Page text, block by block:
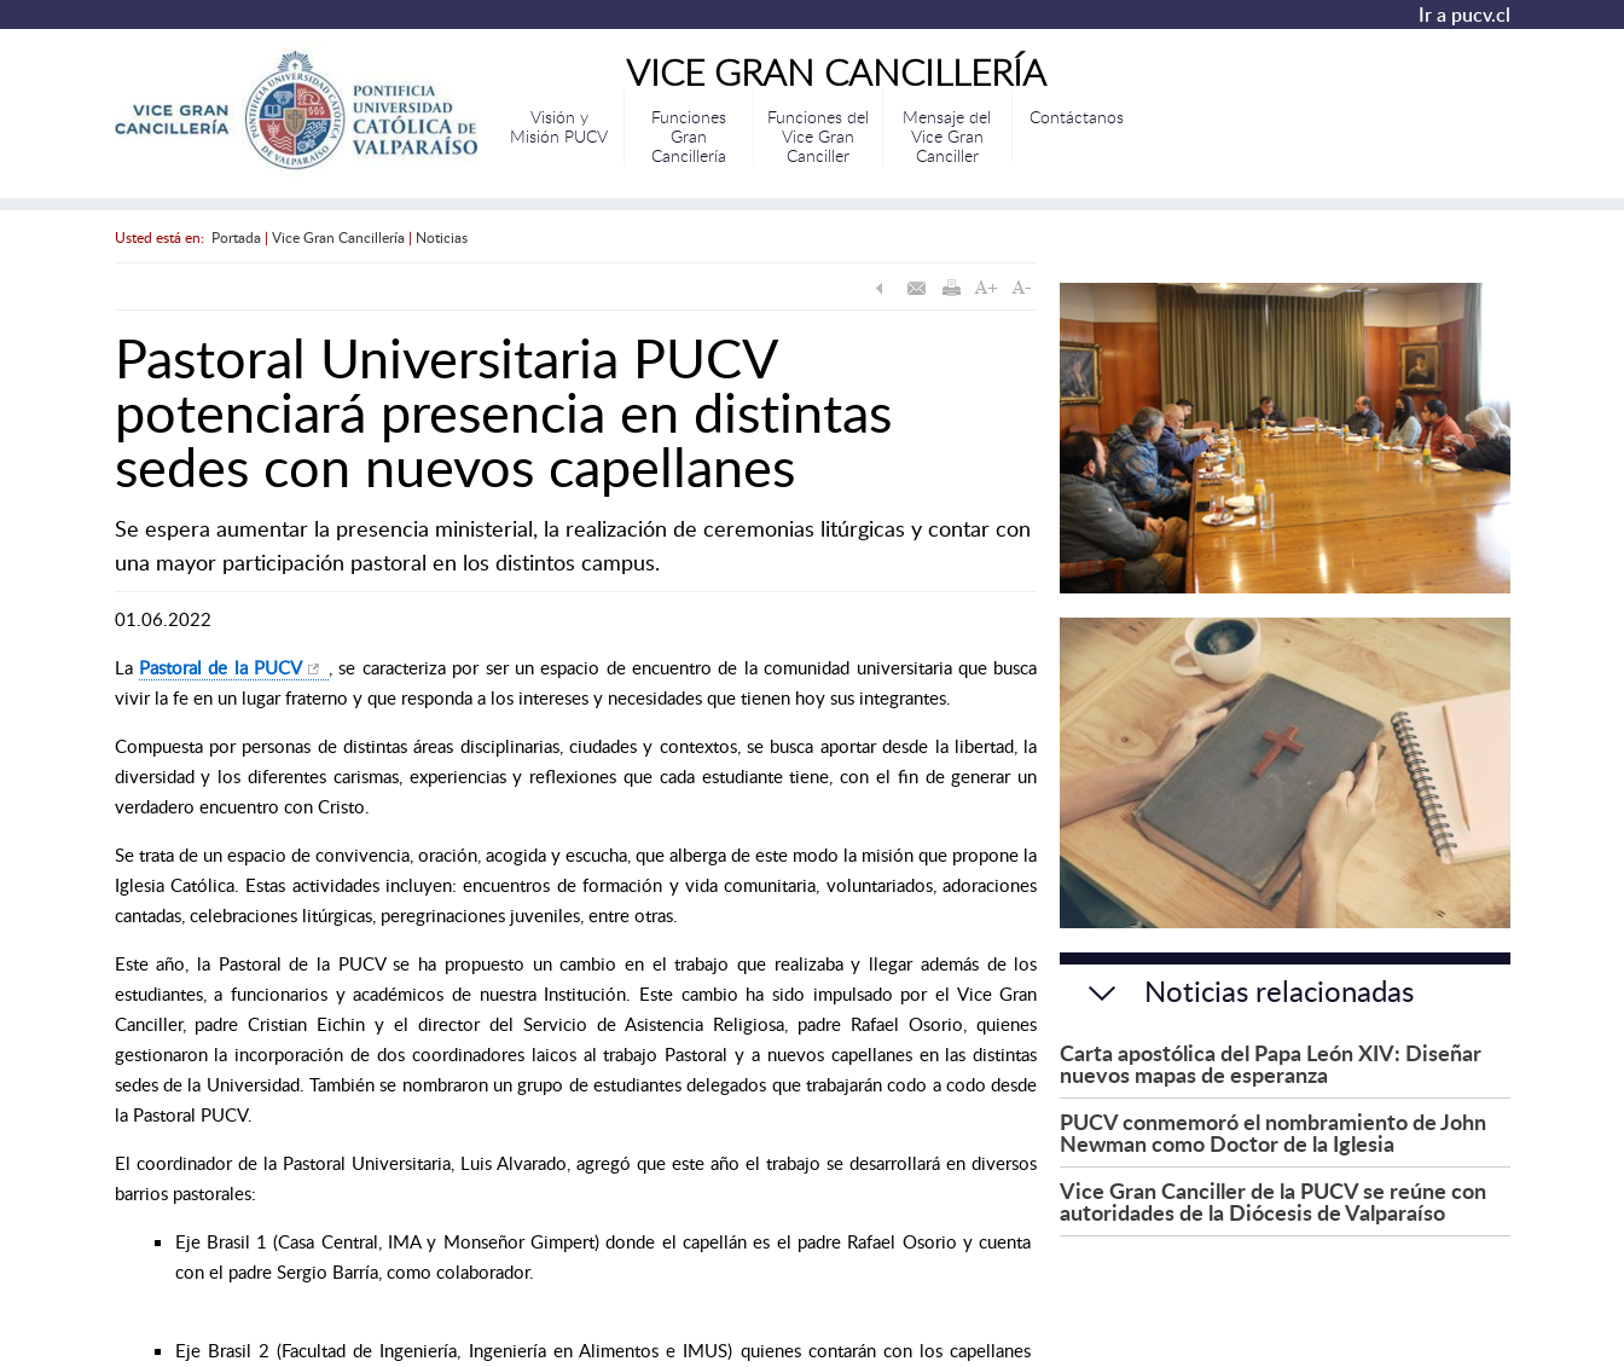
Ir a pucv.cl
VICE GRAN CANCILLERÍA
Visión y
Misión PUCV
Funciones
Gran
Cancillería
Funciones del
Vice Gran
Canciller
Mensaje del
Vice Gran
Canciller
Contáctanos
Usted está en: Portada| Vice Gran Cancillería| Noticias
Pastoral Universitaria PUCV
potenciará presencia en distintas
sedes con nuevos capellanes
Se espera aumentar la presencia ministerial, la realización de ceremonias litúrgicas y contar con
una mayor participación pastoral en los distintos campus.
01.06.2022
La Pastoral de la PUCV
, se caracteriza por ser un espacio de encuentro de la comunidad universitaria que busca
vivir la fe en un lugar fraterno y que responda a los intereses y necesidades que tienen hoy sus integrantes.
Compuesta por personas de distintas áreas disciplinarias, ciudades y contextos, se busca aportar desde la libertad, la
diversidad y los diferentes carismas, experiencias y reflexiones que cada estudiante tiene, con el fin de generar un
verdadero encuentro con Cristo.
Se trata de un espacio de convivencia, oración, acogida y escucha, que alberga de este modo la misión que propone la
Iglesia Católica. Estas actividades incluyen: encuentros de formación y vida comunitaria, voluntariados, adoraciones
cantadas, celebraciones litúrgicas, peregrinaciones juveniles, entre otras.
Este año, la Pastoral de la PUCV se ha propuesto un cambio en el trabajo que realizaba y llegar además de los
estudiantes, a funcionarios y académicos de nuestra Institución. Este cambio ha sido impulsado por el Vice Gran
Canciller, padre Cristian Eichin y el director del Servicio de Asistencia Religiosa, padre Rafael Osorio, quienes
gestionaron la incorporación de dos coordinadores laicos al trabajo Pastoral y a nuevos capellanes en las distintas
sedes de la Universidad. También se nombraron un grupo de estudiantes delegados que trabajarán codo a codo desde
la Pastoral PUCV.
El coordinador de la Pastoral Universitaria, Luis Alvarado, agregó que este año el trabajo se desarrollará en diversos
barrios pastorales:
Eje Brasil 1 (Casa Central, IMA y Monseñor Gimpert) donde el capellán es el padre Rafael Osorio y cuenta
con el padre Sergio Barría, como colaborador.
Eje Brasil 2 (Facultad de Ingeniería, Ingeniería en Alimentos e IMUS) quienes contarán con los capellanes
Noticias relacionadas
Carta apostólica del Papa León XIV: Diseñar
nuevos mapas de esperanza
PUCV conmemoró el nombramiento de John
Newman como Doctor de la Iglesia
Vice Gran Canciller de la PUCV se reúne con
autoridades de la Diócesis de Valparaíso